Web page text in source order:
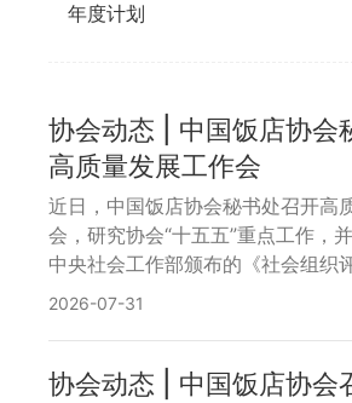
年度计划
协会动态 | 中国饭店协会
高质量发展工作会
近日，中国饭店协会秘书处召开高
会，研究协会“十五五”重点工作，
中央社会工作部颁布的《社会组织
理办法》、《社会团体分支机构、
2026-07-31
协会动态 | 中国饭店协会